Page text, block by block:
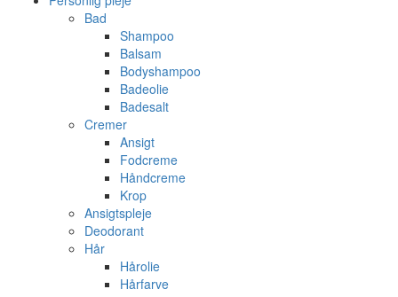
Bad
Shampoo
Balsam
Bodyshampoo
Badeolie
Badesalt
Cremer
Ansigt
Fodcreme
Håndcreme
Krop
Ansigtspleje
Deodorant
Hår
Hårolie
Hårfarve